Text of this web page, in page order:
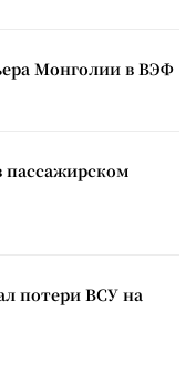
Монголии в ВЭФ
пассажирском
потери ВСУ на